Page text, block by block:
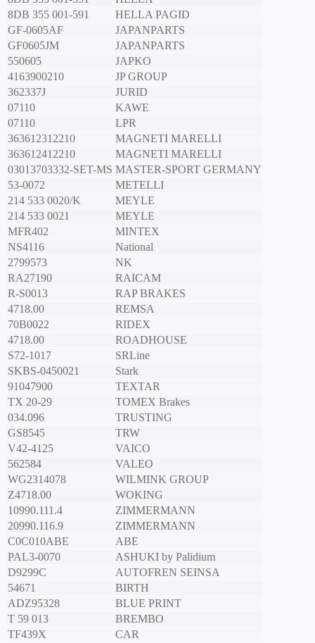
8DB 355 001-591
HELLA PAGID
GF-0605AF
JAPANPARTS
GF0605JM
JAPANPARTS
550605
JAPKO
4163900210
JP GROUP
362337J
JURID
07110
KAWE
07110
LPR
363612312210
MAGNETI MARELLI
363612412210
MAGNETI MARELLI
03013703332-SET-MS MASTER-SPORT GERMANY
53-0072
METELLI
214 533 0020/K
MEYLE
214 533 0021
MEYLE
MFR402
MINTEX
NS4116
National
2799573
NK
RA27190
RAICAM
R-S0013
RAP BRAKES
4718.00
REMSA
70B0022
RIDEX
4718.00
ROADHOUSE
S72-1017
SRLine
SKBS-0450021
Stark
91047900
TEXTAR
TX 20-29
TOMEX Brakes
034.096
TRUSTING
GS8545
TRW
V42-4125
VAICO
562584
VALEO
WG2314078
WILMINK GROUP
Z4718.00
WOKING
10990.111.4
ZIMMERMANN
20990.116.9
ZIMMERMANN
C0C010ABE
ABE
PAL3-0070
ASHUKI by Palidium
D9299C
AUTOFREN SEINSA
54671
BIRTH
ADZ95328
BLUE PRINT
T 59 013
BREMBO
TF439X
CAR